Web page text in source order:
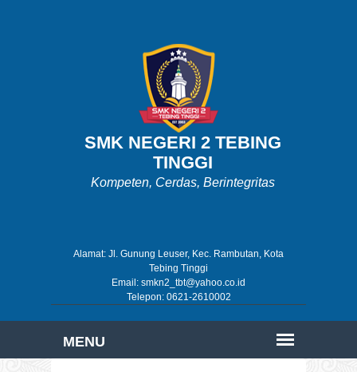
SMK NEGERI 2 TEBING
TINGGI
Kompeten, Cerdas, Berintegritas
Alamat: Jl. Gunung Leuser, Kec. Rambutan, Kota
Tebing Tinggi
Email: smkn2_tbt@yahoo.co.id
Telepon: 0621-2610002